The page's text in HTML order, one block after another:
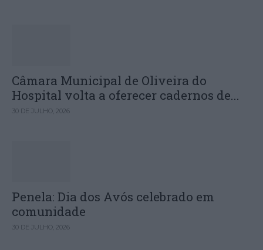
Câmara Municipal de Oliveira do
Hospital volta a oferecer cadernos de...
30 DE JULHO, 2026
Penela: Dia dos Avós celebrado em
comunidade
30 DE JULHO, 2026